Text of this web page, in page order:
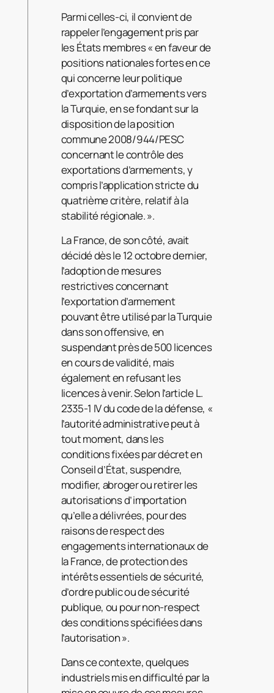
Parmi celles-ci, il convient de
rappeler l’engagement pris par
les États membres « en faveur de
positions nationales fortes en ce
qui concerne leur politique
d’exportation d’armements vers
la Turquie, en se fondant sur la
disposition de la position
commune 2008/944/PESC
concernant le contrôle des
exportations d’armements, y
compris l’application stricte du
quatrième critère, relatif à la
stabilité régionale. ».
La France, de son côté, avait
décidé dès le 12 octobre dernier,
l’adoption de mesures
restrictives concernant
l’exportation d’armement
pouvant être utilisé par la Turquie
dans son offensive, en
suspendant près de 500 licences
en cours de validité, mais
également en refusant les
licences à venir. Selon l’article L.
2335-1 IV du code de la défense, «
l’autorité administrative peut à
tout moment, dans les
conditions fixées par décret en
Conseil d’État, suspendre,
modifier, abroger ou retirer les
autorisations d’importation
qu’elle a délivrées, pour des
raisons de respect des
engagements internationaux de
la France, de protection des
intérêts essentiels de sécurité,
d’ordre public ou de sécurité
publique, ou pour non-respect
des conditions spécifiées dans
l’autorisation ».
Dans ce contexte, quelques
industriels mis en difficulté par la